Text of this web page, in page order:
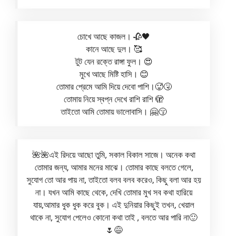
চোখে আছে কাজল। 🥀🖤
কানে আছে দুল। 🥰
টুট যেন রক্তে রাঙ্গা ফুল। 😍
মুখে আছে মিষ্টি হাসি। 😊
তোমার প্রেমে আমি দিয়ে দেবো পাশি।🥵🤧
তোমায় নিয়ে স্বপ্ন দেখে রাশি রাশি 🫣
তাইতো আমি তোমায় ভালোবাসি। 🤗😚
🌺🌺এই রিদয়ে আছো তুমি, সকাল বিকাল সাজে। অনেক কথা
তোমার জন্য, আমার মনের মাঝে। তোমার কাছে বলতে গেলে,
সুযোগ তো আর পায় না, তাইতো বলব বলব করেও, কিছু বলা আর হয়
না। যখন আমি কাছে থেকে, দেখি তোমার মুখ সব কথা হারিয়ে
যায়,আমার ধুক ধুক করে বুক। এই দুনিয়ার কিছুই তখন, খেয়াল
থাকে না, সুযোগ পেলেও কোনো কথা তাই , বলতে আর পারি না🙂
🌷😅